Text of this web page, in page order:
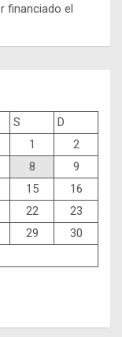
financiado el
S
D
1
2
8
9
15
16
22
23
29
30